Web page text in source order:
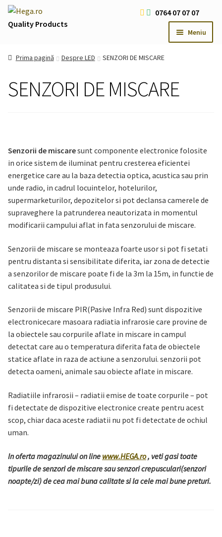
Sari
la
Sari
la
Quality Products
0764 07 07 07
Meniu
Contact
copil
meniul
Iluminat Arhitectural & Biserici
Extinde
copil
Prima pagină Despre LED SENZORI DE MISCARE
SENZORI DE MISCARE
Senzorii de miscaresunt componente electronice folosite
in orice sistem de iluminat pentru cresterea eficientei
energetice care au la baza detectia optica, acustica sau prin
unde radio, in cadrul locuintelor, hotelurilor,
supermarketurilor, depozitelor si pot declansa camerele de
supraveghere la patrunderea neautorizata in momentul
modificarii campului aflat in fata senzorului de miscare.
Senzorii de miscare se monteaza foarte usor si pot fi setati
pentru distanta si sensibilitate diferita, iar zona de detectie
a senzorilor de miscare poate fi de la 3m la 15m, in functie de
calitatea si de tipul produsului.
Senzorii de miscare PIR(Pasive Infra Red) sunt dispozitive
electronicecare masoara radiatia infrarosie care provine de
la obiectele sau corpurile aflate in miscare in campul
detectat care au o temperatura diferita fata de obiectele
statice aflate in raza de actiune a senzorului. senzorii pot
detecta oameni, animale sau obiecte aflate in miscare.
Radiatiile infrarosii – radiatii emise de toate corpurile – pot
fi detectate de dispozitive electronice create pentru acest
scop, chiar daca aceste radiatii nu pot fi detectate de ochiul
uman.
In oferta magazinului on line www.HEGA.ro, veti gasi toate
tipurile de senzori de miscare sau senzori crepusculari(senzori
noapte/zi) de cea mai buna calitate si la cele mai bune preturi.